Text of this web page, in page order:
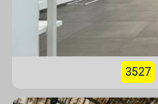
3527